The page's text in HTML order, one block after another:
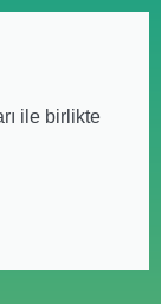
ile birlikte